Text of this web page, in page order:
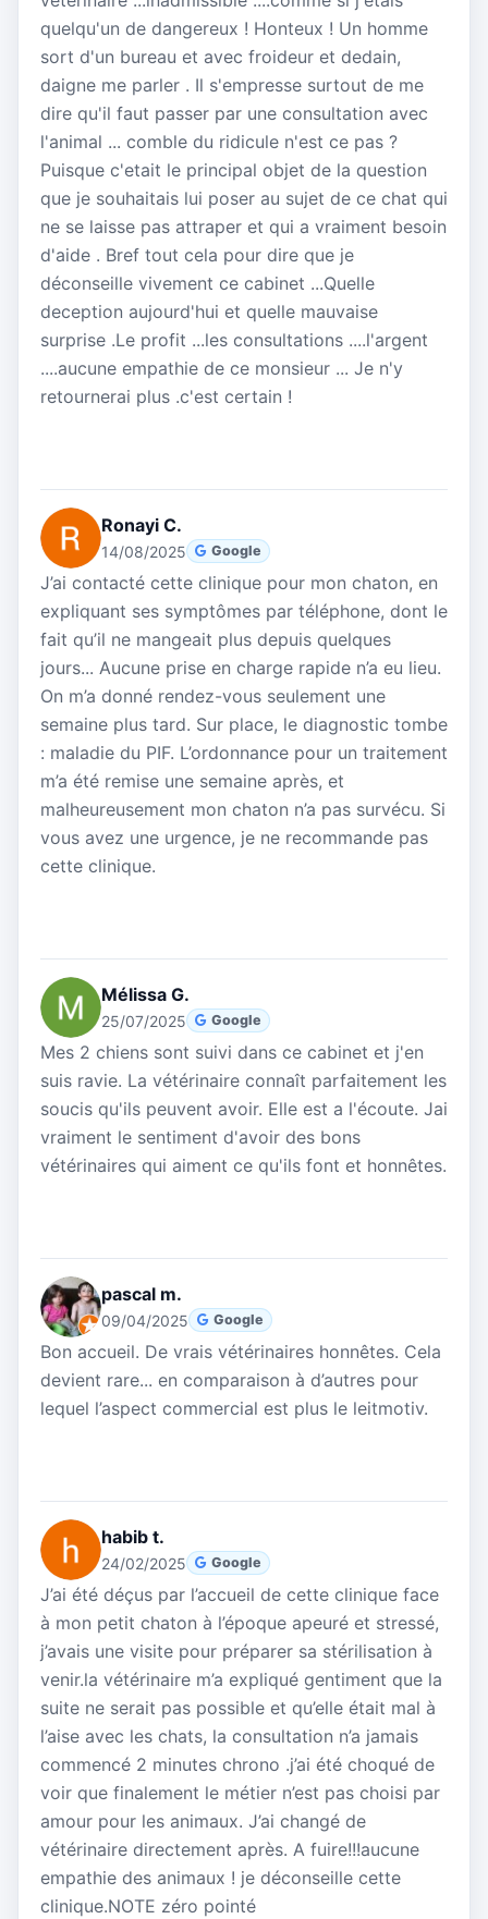
quelqu'un de dangereux ! Honteux ! Un homme
sort d'un bureau et avec froideur et dedain,
daigne me parler . Il s'empresse surtout de me
dire qu'il faut passer par une consultation avec
l'animal ... comble du ridicule n'est ce pas ?
Puisque c'etait le principal objet de la question
que je souhaitais lui poser au sujet de ce chat qui
ne se laisse pas attraper et qui a vraiment besoin
d'aide . Bref tout cela pour dire que je
déconseille vivement ce cabinet ...Quelle
deception aujourd'hui et quelle mauvaise
surprise .Le profit ...les consultations ....l'argent
....aucune empathie de ce monsieur ... Je n'y
retournerai plus .c'est certain !
Ronayi C.
14/08/2025 Google
J’ai contacté cette clinique pour mon chaton, en
expliquant ses symptômes par téléphone, dont le
fait qu’il ne mangeait plus depuis quelques
jours... Aucune prise en charge rapide n’a eu lieu.
On m’a donné rendez-vous seulement une
semaine plus tard. Sur place, le diagnostic tombe
: maladie du PIF. L’ordonnance pour un traitement
m’a été remise une semaine après, et
malheureusement mon chaton n’a pas survécu. Si
vous avez une urgence, je ne recommande pas
cette clinique.
Mélissa G.
25/07/2025 Google
Mes 2 chiens sont suivi dans ce cabinet et j'en
suis ravie. La vétérinaire connaît parfaitement les
soucis qu'ils peuvent avoir. Elle est a l'écoute. Jai
vraiment le sentiment d'avoir des bons
vétérinaires qui aiment ce qu'ils font et honnêtes.
pascal m.
09/04/2025 Google
Bon accueil. De vrais vétérinaires honnêtes. Cela
devient rare... en comparaison à d’autres pour
lequel l’aspect commercial est plus le leitmotiv.
habib t.
24/02/2025 Google
J’ai été déçus par l’accueil de cette clinique face
à mon petit chaton à l’époque apeuré et stressé,
j’avais une visite pour préparer sa stérilisation à
venir.la vétérinaire m’a expliqué gentiment que la
suite ne serait pas possible et qu’elle était mal à
l’aise avec les chats, la consultation n’a jamais
commencé 2 minutes chrono .j’ai été choqué de
voir que finalement le métier n’est pas choisi par
amour pour les animaux. J’ai changé de
vétérinaire directement après. A fuire!!!aucune
empathie des animaux ! je déconseille cette
clinique.NOTE zéro pointé